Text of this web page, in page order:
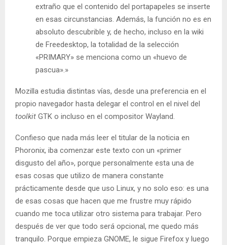
extraño que el contenido del portapapeles se inserte
en esas circunstancias. Además, la función no es en
absoluto descubrible y, de hecho, incluso en la wiki
de Freedesktop, la totalidad de la selección
«PRIMARY» se menciona como un «huevo de
pascua».»
Mozilla estudia distintas vías, desde una preferencia en el
propio navegador hasta delegar el control en el nivel del
toolkit GTK o incluso en el compositor Wayland.
Confieso que nada más leer el titular de la noticia en
Phoronix, iba comenzar este texto con un «primer
disgusto del año», porque personalmente esta una de
esas cosas que utilizo de manera constante
prácticamente desde que uso Linux, y no solo eso: es una
de esas cosas que hacen que me frustre muy rápido
cuando me toca utilizar otro sistema para trabajar. Pero
después de ver que todo será opcional, me quedo más
tranquilo. Porque empieza GNOME, le sigue Firefox y luego